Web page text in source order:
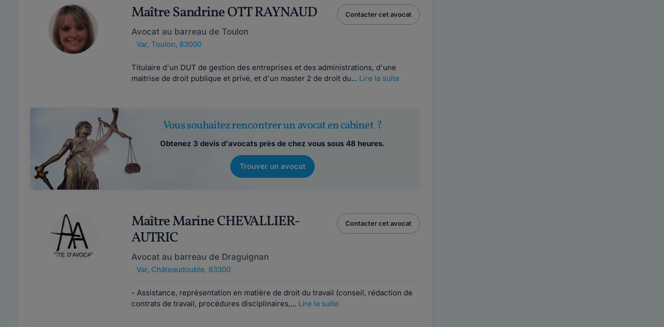
Maître Sandrine OTT RAYNAUD
Avocat au barreau de Toulon
Var, Toulon, 83000
Contacter cet avocat
Titulaire d'un DUT de gestion des entreprises et des administrations, d'une
maitrise de droit publique et privé, et d'un master 2 de droit du... Lire la suite
Vous souhaitez rencontrer un avocat en cabinet ?
Obtenez 3 devis d'avocats près de chez vous sous 48 heures.
Trouver un avocat
Maître Marine CHEVALLIER-
AUTRIC
Avocat au barreau de Draguignan
Var, Châteaudouble, 83300
Contacter cet avocat
- Assistance, représentation en matière de droit du travail (conseil, rédaction de
contrats de travail, procédures disciplinaires,... Lire la suite